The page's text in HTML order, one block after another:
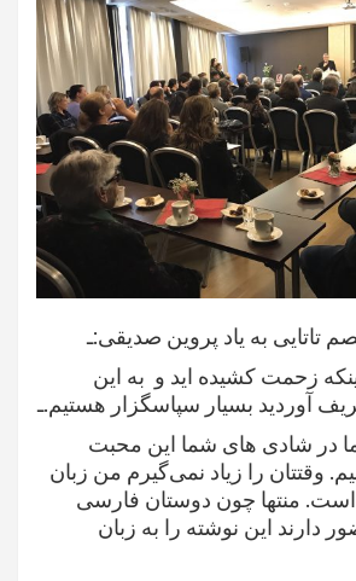
تاتايى به یاد پروین صدیقی:ـ
زحمت کشیده اید و به این
آوردید بسیار سپاسگزار هستیم.ـ
ما در شادی های شما این محبت
وقتتان را زیاد نمی‌گیرم من زبان
منتها چون دوستان فارسی
دارند این نوشته را به زبان